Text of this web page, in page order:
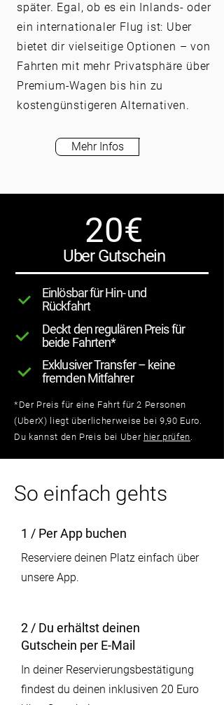
später. Egal, ob es ein Inlands- oder
ein internationaler Flug ist: Uber
bietet dir vielseitige Optionen – von
Fahrten mit mehr Privatsphäre über
Premium-Wagen bis hin zu
kostengünstigeren Alternativen.
Mehr Infos
20€
Uber Gutschein
Einlösbar für Hin- und
Rückfahrt
Deckt den regulären Preis für
beide Fahrten*
Exklusiver Transfer – keine
fremden Mitfahrer
*Der Preis für eine Fahrt für 2 Personen
(UberX) liegt überlicherweise bei 9,90 Euro.
Du kannst den Preis bei Uber hier prüfen.
So einfach gehts
1 / Per App buchen
Reserviere deinen Platz einfach über
unsere App.
2 / Du erhältst deinen
Gutschein per E-Mail
In deiner Reservierungsbestätigung
findest du deinen inklusiven 20 Euro